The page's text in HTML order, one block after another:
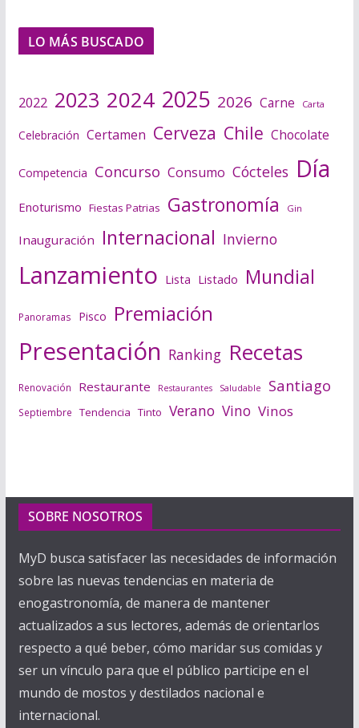
LO MÁS BUSCADO
2022 2023 2024 2025 2026 Carne Carta
Celebración Certamen Cerveza Chile Chocolate
Competencia Concurso Consumo Cócteles Día
Enoturismo Fiestas Patrias Gastronomía Gin
Inauguración Internacional Invierno
Lanzamiento Lista Listado Mundial
Panoramas Pisco Premiación
Presentación Ranking Recetas
Renovación Restaurante Restaurantes Saludable Santiago
Septiembre Tendencia Tinto Verano Vino Vinos
SOBRE NOSOTROS
MyD busca satisfacer las necesidades de información
sobre las nuevas tendencias en materia de
enogastronomía, de manera de mantener
actualizados a sus lectores, además de orientarlos
respecto a qué beber, cómo maridar sus comidas y
ser un vínculo para que el público participe en el
mundo de mostos y destilados nacional e
internacional.